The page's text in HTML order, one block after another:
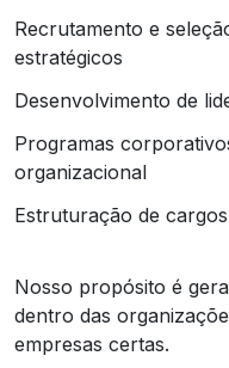
Recrutamento e
estratégicos
Desenvolvimento de
Programas
organizacional
Estruturação de
Nosso propósito é
dentro das
empresas certas.